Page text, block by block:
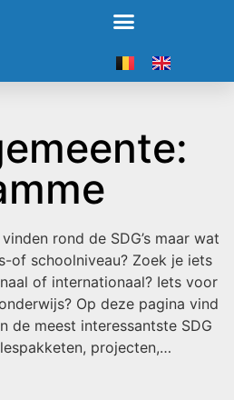
rond de SDG’s maar wat
of schoolniveau? Zoek je iets
of internationaal? Iets voor
Op deze pagina vind
de meest interessantste SDG
projecten,…